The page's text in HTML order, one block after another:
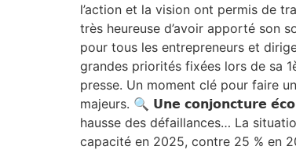
l’action et la vision ont permis de
très heureuse d’avoir apporté son
pour tous les entrepreneurs et
grandes priorités fixées lors de sa
presse. Un moment clé pour faire
majeurs. 🔍 𝗨𝗻𝗲 𝗰𝗼𝗻𝗷𝗼𝗻𝗰𝘁𝘂𝗿𝗲
hausse des défaillances… La
capacité en 2025, contre 25 % en